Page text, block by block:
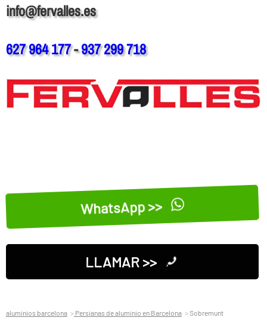
info@fervalles.es
627 964 177-937 299 718
WhatsApp >>
LLAMAR >>
aluminios barcelona Persianas de aluminio en Barcelona Sobremunt